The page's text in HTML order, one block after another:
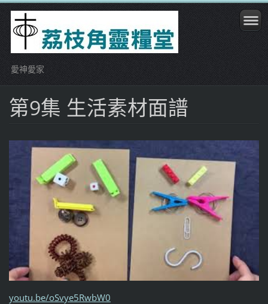
愛神愛家
第9集 生活素材面譜
youtu.be/oSvye5RwbW0